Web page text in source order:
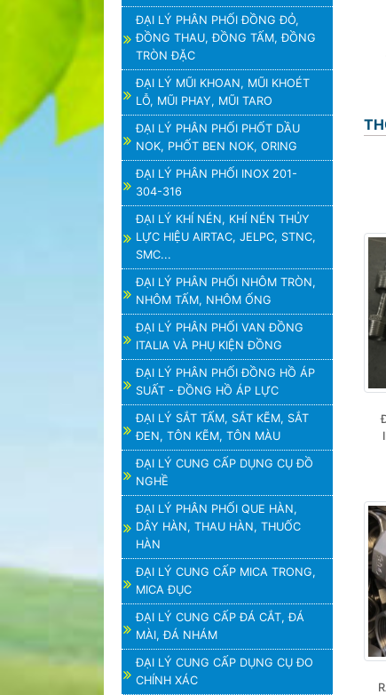
ĐẠI LÝ PHÂN PHỐI ĐỒNG ĐỎ,
ĐỒNG THAU, ĐỒNG TẤM, ĐỒNG
TRÒN ĐẶC
ĐẠI LÝ MŨI KHOAN, MŨI KHOÉT
LỖ, MŨI PHAY, MŨI TARO
ĐẠI LÝ PHÂN PHỐI PHỐT DẦU
NOK, PHỐT BEN NOK, ORING
ĐẠI LÝ PHÂN PHỐI INOX 201-
304-316
ĐẠI LÝ KHÍ NÉN, KHÍ NÉN THỦY
LỰC HIỆU AIRTAC, JELPC, STNC,
SMC...
ĐẠI LÝ PHÂN PHỐI NHÔM TRÒN,
NHÔM TẤM, NHÔM ỐNG
ĐẠI LÝ PHÂN PHỐI VAN ĐỒNG
ITALIA VÀ PHỤ KIỆN ĐỒNG
ĐẠI LÝ PHÂN PHỐI ĐỒNG HỒ ÁP
SUẤT - ĐỒNG HỒ ÁP LỰC
ĐẠI LÝ SẮT TẤM, SẮT KẼM, SẮT
ĐEN, TÔN KẼM, TÔN MÀU
ĐẠI LÝ CUNG CẤP DỤNG CỤ ĐỒ
NGHỀ
ĐẠI LÝ PHÂN PHỐI QUE HÀN,
DÂY HÀN, THAU HÀN, THUỐC
HÀN
ĐẠI LÝ CUNG CẤP MICA TRONG,
MICA ĐỤC
ĐẠI LÝ CUNG CẤP ĐÁ CẮT, ĐÁ
MÀI, ĐÁ NHÁM
ĐẠI LÝ CUNG CẤP DỤNG CỤ ĐO
CHÍNH XÁC